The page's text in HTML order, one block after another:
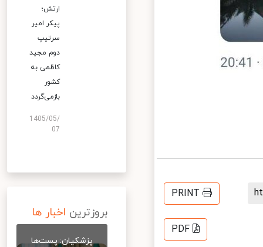
PRINT
PDF
ارتش؛
پیکر امیر
سرتیپ
دوم مجید
کاظمی به
کشور
بازمی‌گردد
1405/05/
07
بروزترین اخبار ها
پزشکیان: پست‌ها